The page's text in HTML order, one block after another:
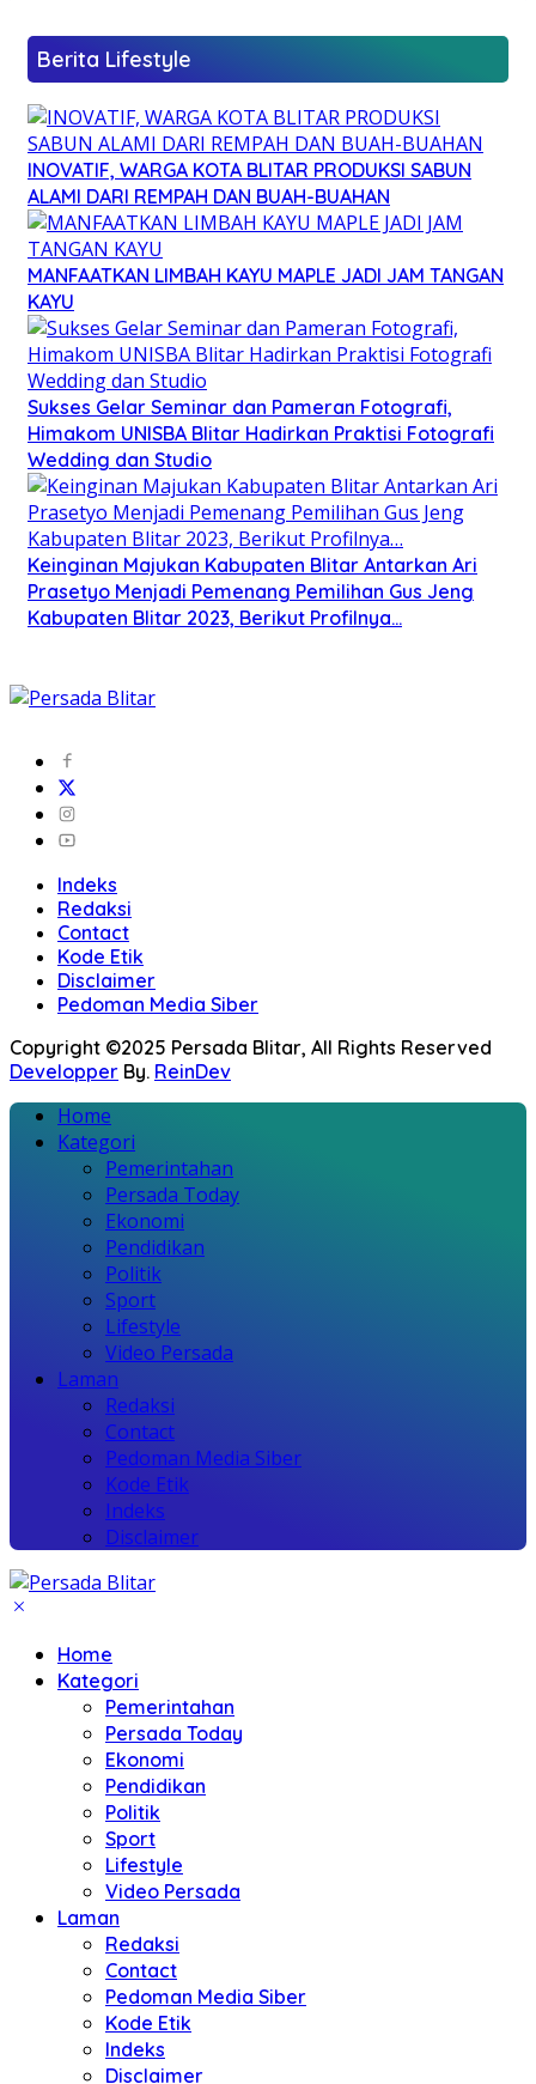
Berita Lifestyle
INOVATIF, WARGA KOTA BLITAR PRODUKSI SABUN
ALAMI DARI REMPAH DAN BUAH-BUAHAN
MANFAATKAN LIMBAH KAYU MAPLE JADI JAM TANGAN
KAYU
Sukses Gelar Seminar dan Pameran Fotografi,
Himakom UNISBA Blitar Hadirkan Praktisi Fotografi
Wedding dan Studio
Keinginan Majukan Kabupaten Blitar Antarkan Ari
Prasetyo Menjadi Pemenang Pemilihan Gus Jeng
Kabupaten Blitar 2023, Berikut Profilnya…
Indeks
Redaksi
Contact
Kode Etik
Disclaimer
Pedoman Media Siber
Copyright ©2025 Persada Blitar, All Rights Reserved
Developper By. ReinDev
Home
Kategori
Pemerintahan
Persada Today
Ekonomi
Pendidikan
Politik
Sport
Lifestyle
Video Persada
Laman
Redaksi
Contact
Pedoman Media Siber
Kode Etik
Indeks
Disclaimer
Home
Kategori
Pemerintahan
Persada Today
Ekonomi
Pendidikan
Politik
Sport
Lifestyle
Video Persada
Laman
Redaksi
Contact
Pedoman Media Siber
Kode Etik
Indeks
Disclaimer